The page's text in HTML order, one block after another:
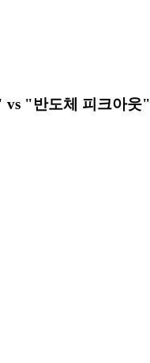
"반도체 피크아웃"